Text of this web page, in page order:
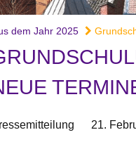
dem Jahr 2025
21.